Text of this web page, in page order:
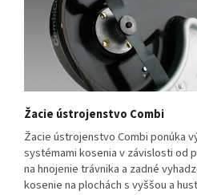
Žacie ústrojenstvo Combi
Žacie ústrojenstvo Combi ponúka
systémami kosenia v závislosti od
na hnojenie trávnika a zadné
kosenie na plochách s vyššou a